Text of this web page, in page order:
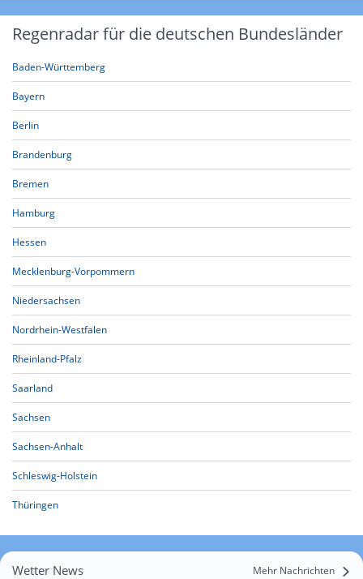
Regenradar für die deutschen Bundesländer
Baden-Württemberg
Bayern
Berlin
Brandenburg
Bremen
Hamburg
Hessen
Mecklenburg-Vorpommern
Niedersachsen
Nordrhein-Westfalen
Rheinland-Pfalz
Saarland
Sachsen
Sachsen-Anhalt
Schleswig-Holstein
Thüringen
Wetter News Mehr Nachrichten